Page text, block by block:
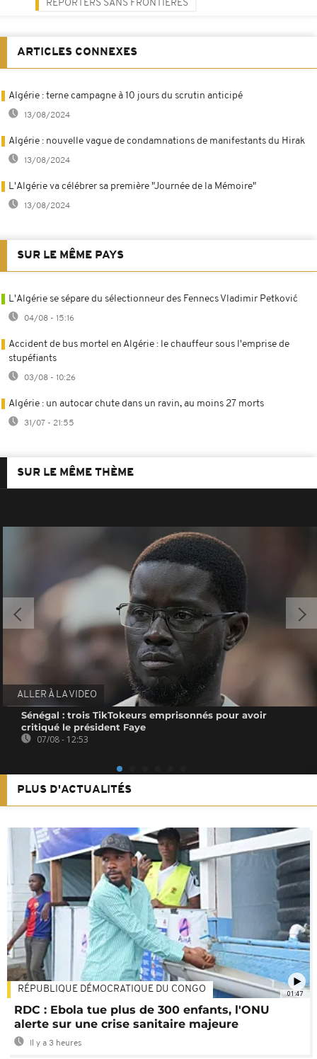
REPORTERS SANS FRONTIÈRES
ARTICLES CONNEXES
Algérie : terne campagne à 10 jours du scrutin anticipé
13/08/2024
Algérie : nouvelle vague de condamnations de manifestants du Hirak
13/08/2024
L'Algérie va célébrer sa première "Journée de la Mémoire"
13/08/2024
SUR LE MÊME PAYS
L'Algérie se sépare du sélectionneur des Fennecs Vladimir Petković
04/08 - 15:16
Accident de bus mortel en Algérie : le chauffeur sous l'emprise de
stupéfiants
03/08 - 10:26
Algérie : un autocar chute dans un ravin, au moins 27 morts
31/07 - 21:55
SUR LE MÊME THÈME
ALLER À LA VIDEO
Sénégal : trois TikTokeurs emprisonnés pour avoir
critiqué le président Faye
07/08 - 12:53
PLUS D'ACTUALITÉS
01:47
RÉPUBLIQUE DÉMOCRATIQUE DU CONGO
RDC : Ebola tue plus de 300 enfants, l'ONU
alerte sur une crise sanitaire majeure
Il y a 3 heures